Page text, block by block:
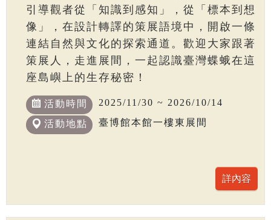
引導觀者從「知識到感知」，從「標本到想
像」，在設計轉譯的策展語境中，開啟一條
連結自然與文化的探索通道。歡迎大家跟著
策展人，走進展間，一起認識臺灣蝶蛾在這
座島嶼上的生存秘密！
活動時間 2025/11/30 ~ 2026/10/14
活動地點 臺博館本館一樓東展間